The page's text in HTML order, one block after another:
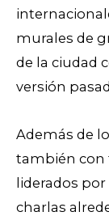
murales de
de la ciudad
versión
Además de
también con
liderados
charlas